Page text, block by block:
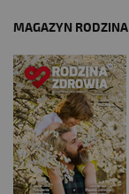
MAGAZYN